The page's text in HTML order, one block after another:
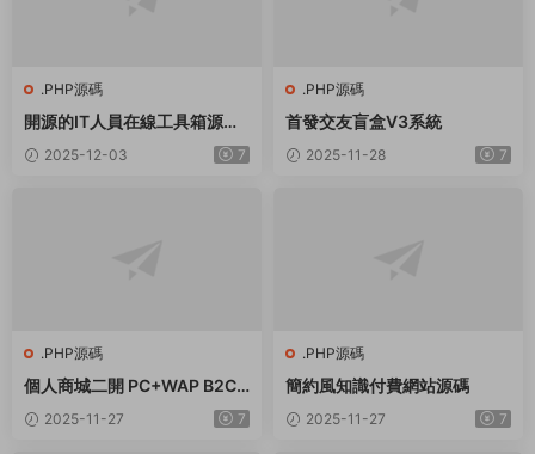
.PHP源碼
開源的IT人員在線工具箱源碼
網絡工具 數學工具等
2025-12-03 7
.PHP源碼
首發交友盲盒V3系統
2025-11-28 7
.PHP源碼
個人商城二開 PC+WAP B2C
商城系統源碼 拼團拼購 優惠
折扣 秒殺源碼
2025-11-27 7
.PHP源碼
簡約風知識付費網站源碼
2025-11-27 7